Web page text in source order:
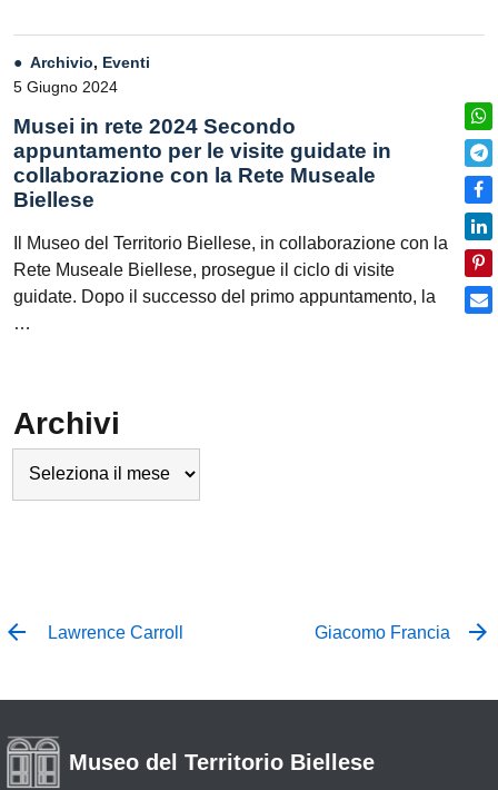
Archivio, Eventi
5 Giugno 2024
Musei in rete 2024 Secondo
appuntamento per le visite guidate in
collaborazione con la Rete Museale
Biellese
Il Museo del Territorio Biellese, in collaborazione con la
Rete Museale Biellese, prosegue il ciclo di visite
guidate. Dopo il successo del primo appuntamento, la
…
Archivi
Lawrence Carroll Giacomo Francia
Museo del Territorio Biellese